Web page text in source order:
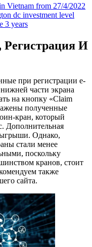
Vietnam from 27/4/2022
dc investment level
3 years
И
при регистрации e-
части экрана
на кнопку «Claim
полученные
кран, который
Дополнительная
Однако,
стали менее
поскольку
кранов, стоит
также
сайта.